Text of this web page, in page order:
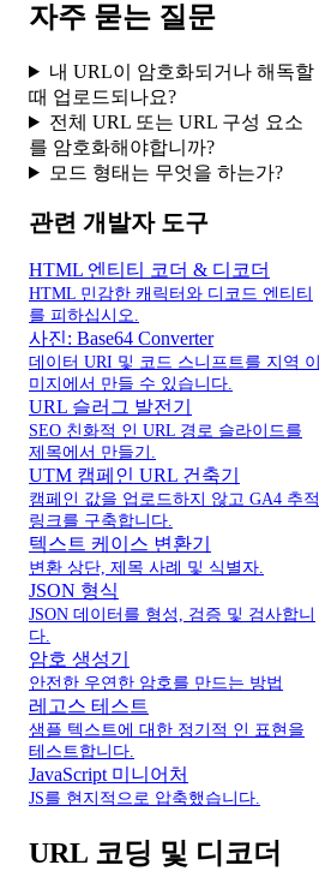
자주 묻는 질문
내 URL이 암호화되거나 해독할
때 업로드되나요?
전체 URL 또는 URL 구성 요소
를 암호화해야합니까?
모드 형태는 무엇을 하는가?
관련 개발자 도구
HTML 엔티티 코더 & 디코더
HTML 민감한 캐릭터와 디코드 엔티티
를 피하십시오.
사진: Base64 Converter
데이터 URI 및 코드 스니프트를 지역 이
미지에서 만들 수 있습니다.
URL 슬러그 발전기
SEO 친화적 인 URL 경로 슬라이드를
제목에서 만들기.
UTM 캠페인 URL 건축기
캠페인 값을 업로드하지 않고 GA4 추적
링크를 구축합니다.
텍스트 케이스 변환기
변환 상단, 제목 사례 및 식별자.
JSON 형식
JSON 데이터를 형성, 검증 및 검사합니
다.
암호 생성기
안전한 우연한 암호를 만드는 방법
레고스 테스트
샘플 텍스트에 대한 정기적 인 표현을
테스트합니다.
JavaScript 미니어처
JS를 현지적으로 압축했습니다.
URL 코딩 및 디코더